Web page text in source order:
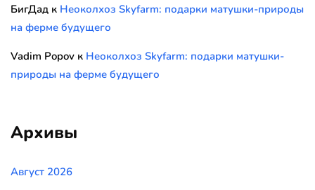
БигДад к Неоколхоз Skyfarm: подарки матушки-природы
на ферме будущего
Vadim Popov к Неоколхоз Skyfarm: подарки матушки-
природы на ферме будущего
Архивы
Август 2026